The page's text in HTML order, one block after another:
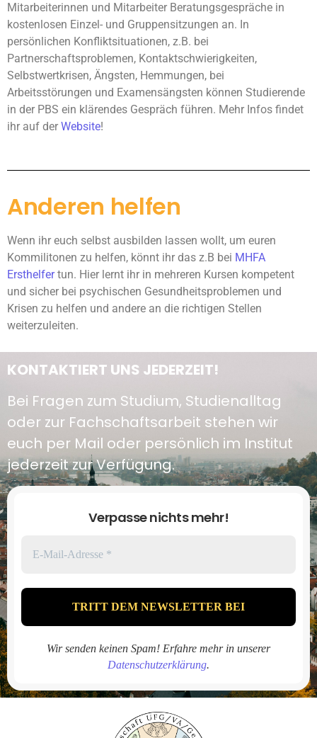
Mitarbeiterinnen und Mitarbeiter Beratungsgespräche in
kostenlosen Einzel- und Gruppensitzungen an. In
persönlichen Konfliktsituationen, z.B. bei
Partnerschaftsproblemen, Kontaktschwierigkeiten,
Selbstwertkrisen, Ängsten, Hemmungen, bei
Arbeitsstörungen und Examensängsten können Studierende
in der PBS ein klärendes Gespräch führen. Mehr Infos findet
ihr auf der Website!
Anderen helfen
Wenn ihr euch selbst ausbilden lassen wollt, um euren
Kommilitonen zu helfen, könnt ihr das z.B bei MHFA
Ersthelfertun. Hier lernt ihr in mehreren Kursen kompetent
und sicher bei psychischen Gesundheitsproblemen und
Krisen zu helfen und andere an die richtigen Stellen
weiterzuleiten.
KONTAKTIERT UNS JEDERZEIT!
Bei Fragen zum Studium, Studienalltag
oder zur Fachschaftsarbeit stehen wir
euch per Mail oder persönlich im Institut
jederzeit zur Verfügung.
Verpasse nichts mehr!
Wir senden keinen Spam! Erfahre mehr in unserer
Datenschutzerklärung.